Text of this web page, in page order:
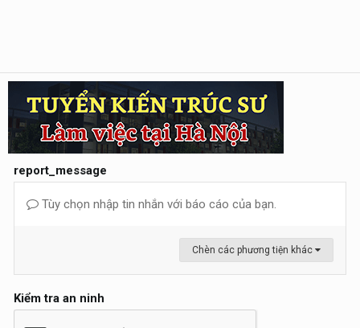
report_message
Tùy chọn nhập tin nhắn với báo cáo của bạn.
Chèn các phương tiện khác
Kiểm tra an ninh